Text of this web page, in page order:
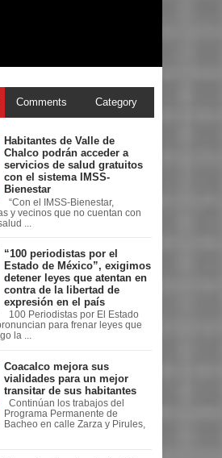
Comments Category
Habitantes de Valle de
Chalco podrán acceder a
servicios de salud gratuitos
con el sistema IMSS-
Bienestar
“Con el IMSS-Bienestar,
y vecinos que no cuentan con
...
“100 periodistas por el
Estado de México”, exigimos
detener leyes que atentan en
contra de la libertad de
expresión en el país
100 Periodistas por El Estado
para frenar leyes que
la ...
Coacalco mejora sus
vialidades para un mejor
transitar de sus habitantes
Continúan los trabajos del
Programa Permanente de
Bacheo en calle Zarza y Pirules,